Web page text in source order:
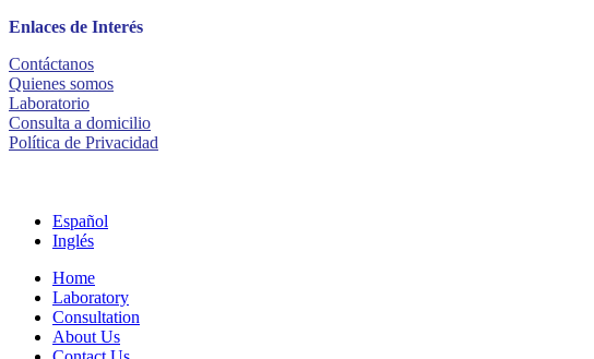
Enlaces de Interés
Contáctanos
Quienes somos
Laboratorio
Consulta a domicilio
Política de Privacidad
Español
Inglés
Home
Laboratory
Consultation
About Us